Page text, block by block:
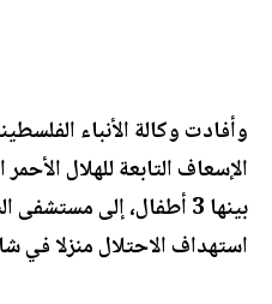
وأفادت وكالة الأنباء
بينها 3 أطفال، إلى
استهداف الاحتلال منزلا في